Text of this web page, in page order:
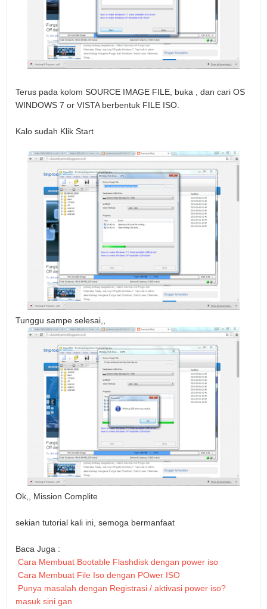
Terus pada kolom SOURCE IMAGE FILE, buka , dan cari OS
WINDOWS 7 or VISTA berbentuk FILE ISO.
Kalo sudah Klik Start
Tunggu sampe selesai,,
Ok,, Mission Complite
sekian tutorial kali ini, semoga bermanfaat
Baca Juga :
Cara Membuat Bootable Flashdisk dengan power iso
Cara Membuat File Iso dengan POwer ISO
Punya masalah dengan Registrasi / aktivasi power iso?
masuk sini gan